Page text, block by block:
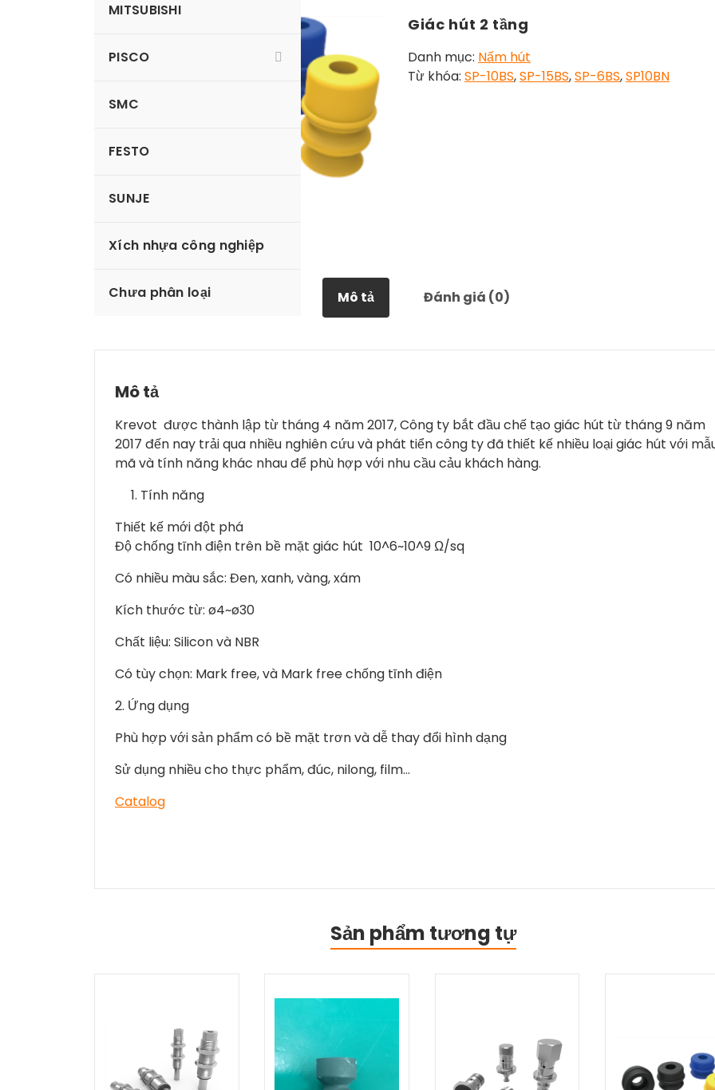
MITSUBISHI
PISCO
SMC
FESTO
SUNJE
Xích nhựa công nghiệp
Chưa phân loại
Giác hút 2 tầng
Danh mục: Nấm hút
Từ khóa: SP-10BS,SP-15BS,SP-6BS,SP10BN
Mô tả Đánh giá (0)
Mô tả
Krevot được thành lập từ tháng 4 năm 2017, Công ty bắt đầu chế tạo giác hút từ tháng 9 năm
2017 đến nay trải qua nhiều nghiên cứu và phát tiển công ty đã thiết kế nhiều loại giác hút với
mã và tính năng khác nhau để phù hợp với nhu cầu cảu khách hàng.
Tính năng
Thiết kế mới đột phá
Độ chống tĩnh điện trên bề mặt giác hút 10^6~10^9 Ω/sq
Có nhiều màu sắc: Đen, xanh, vàng, xám
Kích thước từ: ø4~ø30
Chất liệu: Silicon và NBR
Có tùy chọn: Mark free, và Mark free chống tĩnh điện
2. Ứng dụng
Phù hợp với sản phẩm có bề mặt trơn và dễ thay đổi hình dạng
Sử dụng nhiều cho thực phẩm, đúc, nilong, film…
Catalog
Sản phẩm tương tự